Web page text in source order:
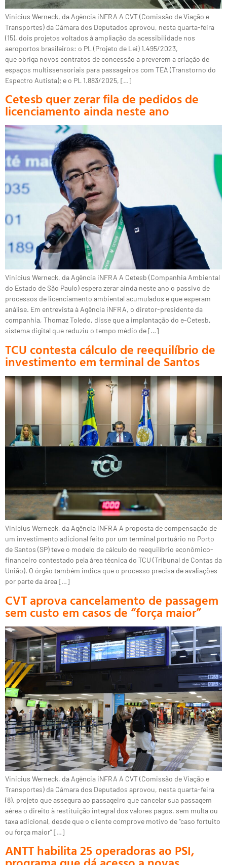
Vinicius Werneck, da Agência iNFRA A CVT (Comissão de Viação e
Transportes) da Câmara dos Deputados aprovou, nesta quarta-feira
(15), dois projetos voltados à ampliação da acessibilidade nos
aeroportos brasileiros: o PL (Projeto de Lei) 1.495/2023,
que obriga novos contratos de concessão a preverem a criação de
espaços multissensoriais para passageiros com TEA (Transtorno do
Espectro Autista); e o PL 1.883/2025, […]
Cetesb quer zerar fila de pedidos de
licenciamento ainda neste ano
Vinicius Werneck, da Agência iNFRA A Cetesb (Companhia Ambiental
do Estado de São Paulo) espera zerar ainda neste ano o passivo de
processos de licenciamento ambiental acumulados e que esperam
análise. Em entrevista à Agência iNFRA, o diretor-presidente da
companhia, Thomaz Toledo, disse que a implantação do e-Cetesb,
sistema digital que reduziu o tempo médio de […]
TCU contesta cálculo de reequilíbrio de
investimento em terminal de Santos
Vinicius Werneck, da Agência iNFRA A proposta de compensação de
um investimento adicional feito por um terminal portuário no Porto
de Santos (SP) teve o modelo de cálculo do reequilíbrio econômico-
financeiro contestado pela área técnica do TCU (Tribunal de Contas da
União). O órgão também indica que o processo precisa de avaliações
por parte da área […]
CVT aprova cancelamento de passagem
sem custo em casos de “força maior”
Vinicius Werneck, da Agência iNFRA A CVT (Comissão de Viação e
Transportes) da Câmara dos Deputados aprovou, nesta quarta-feira
(8), projeto que assegura ao passageiro que cancelar sua passagem
aérea o direito à restituição integral dos valores pagos, sem multa ou
taxa adicional, desde que o cliente comprove motivo de “caso fortuito
ou força maior” […]
ANTT habilita 25 operadoras ao PSI,